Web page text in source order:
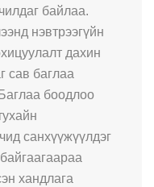
байлаа.
нэвтрээгүйн
дахин
сав баглаа
боодлоо
санхүүжүүлдэг
хандлага